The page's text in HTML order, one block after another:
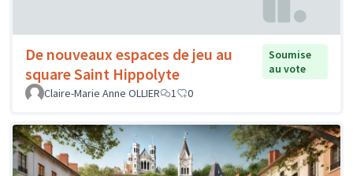
De nouveaux espaces de jeu au
square Saint Hippolyte
Soumise
au vote
Claire-Marie Anne OLLIER
1 0